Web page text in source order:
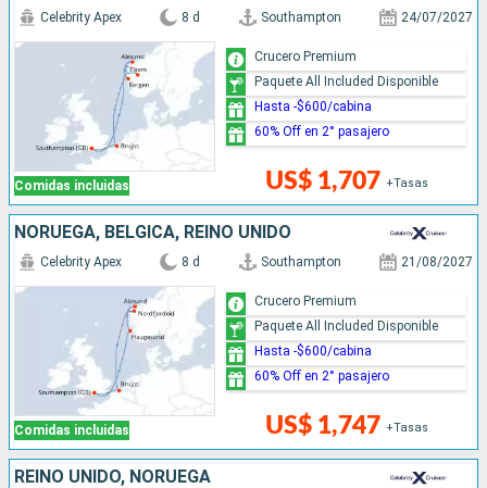
Comidas incluidas
Celebrity Apex 8 d Southampton 24/07/2027
US$ 1,707 +Tasas
Crucero Premium
Paquete All Included Disponible
Hasta -$600/cabina
60% Off en 2° pasajero
NORUEGA, BÉLGICA, REINO UNIDO
Comidas incluidas
Celebrity Apex 8 d Southampton 21/08/2027
US$ 1,747 +Tasas
Crucero Premium
Paquete All Included Disponible
Hasta -$600/cabina
60% Off en 2° pasajero
REINO UNIDO, NORUEGA